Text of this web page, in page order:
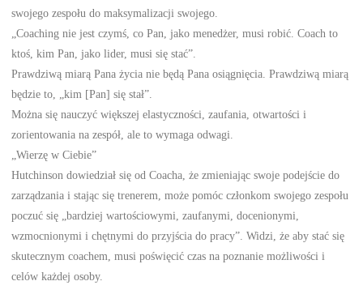
swojego zespołu do maksymalizacji swojego.
„Coaching nie jest czymś, co Pan, jako menedżer, musi robić. Coach to
ktoś, kim Pan, jako lider, musi się stać”.
Prawdziwą miarą Pana życia nie będą Pana osiągnięcia. Prawdziwą miarą
będzie to, „kim [Pan] się stał”.
Można się nauczyć większej elastyczności, zaufania, otwartości i
zorientowania na zespół, ale to wymaga odwagi.
„Wierzę w Ciebie”
Hutchinson dowiedział się od Coacha, że zmieniając swoje podejście do
zarządzania i stając się trenerem, może pomóc członkom swojego zespołu
poczuć się „bardziej wartościowymi, zaufanymi, docenionymi,
wzmocnionymi i chętnymi do przyjścia do pracy”. Widzi, że aby stać się
skutecznym coachem, musi poświęcić czas na poznanie możliwości i
celów każdej osoby.